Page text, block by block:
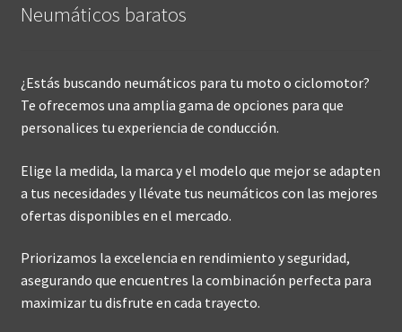
Neumáticos baratos
¿Estás buscando neumáticos para tu moto o ciclomotor?
Te ofrecemos una amplia gama de opciones para que
personalices tu experiencia de conducción.
Elige la medida, la marca y el modelo que mejor se adapten
a tus necesidades y llévate tus neumáticos con las mejores
ofertas disponibles en el mercado.
Priorizamos la excelencia en rendimiento y seguridad,
asegurando que encuentres la combinación perfecta para
maximizar tu disfrute en cada trayecto.